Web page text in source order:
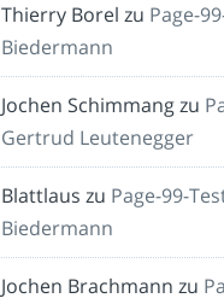
Thierry Borel zu Page-
Biedermann
Jochen Schimmangzu
Gertrud Leutenegger
Blattlaus zu Page-99-
Biedermann
Jochen Brachmann zu